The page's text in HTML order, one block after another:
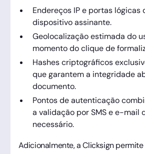
Endereços IP e portas lógicas
dispositivo assinante.
Geolocalização estimada do
momento do clique de
Hashes criptográficos
que garantem a integridade
documento.
Pontos de autenticação
a validação por SMS e e-mail
necessário.
Adicionalmente, a Clicksign